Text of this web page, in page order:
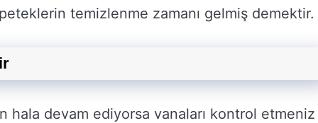
temizlenme zamanı gelmiş demektir.
hala devam ediyorsa vanaları kontrol etmeniz